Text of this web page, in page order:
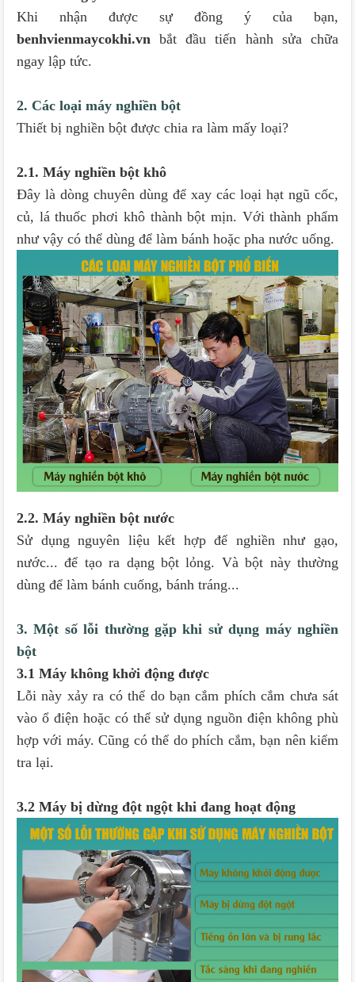
Khi nhận được sự đồng ý của bạn,
benhvienmaycokhi.vn bắt đầu tiến hành sửa chữa
ngay lập tức.
2. Các loại máy nghiền bột
Thiết bị nghiền bột được chia ra làm mấy loại?
2.1. Máy nghiền bột khô
Đây là dòng chuyên dùng để xay các loại hạt ngũ cốc,
củ, lá thuốc phơi khô thành bột mịn. Với thành phẩm
như vậy có thể dùng để làm bánh hoặc pha nước uống.
2.2. Máy nghiền bột nước
Sử dụng nguyên liệu kết hợp để nghiền như gạo,
nước... để tạo ra dạng bột lỏng. Và bột này thường
dùng để làm bánh cuống, bánh tráng...
3. Một số lỗi thường gặp khi sử dụng máy nghiền
bột
3.1 Máy không khởi động được
Lỗi này xảy ra có thể do bạn cắm phích cắm chưa sát
vào ổ điện hoặc có thể sử dụng nguồn điện không phù
hợp với máy. Cũng có thể do phích cắm, bạn nên kiểm
tra lại.
3.2 Máy bị dừng đột ngột khi đang hoạt động